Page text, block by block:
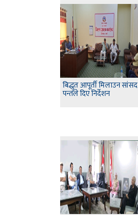
बिद्धुत आपूर्ती मिलाउन सांसद
पन्तले दिए निर्देशन